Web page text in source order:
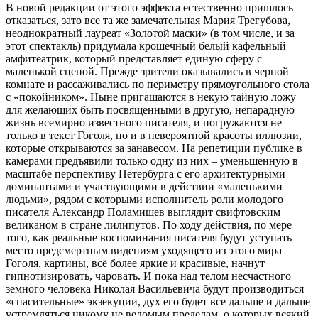
В новой редакции от этого эффекта естественно пришлось
отказаться, зато все та же замечательная Мария Трегубова,
неоднократный лауреат «Золотой маски» (в том числе, и за
этот спектакль) придумала крошечный белый кафельный
амфитеатрик, который представляет единую сферу с
маленькой сценой. Прежде зрители оказывались в черной
комнате и рассаживались по периметру прямоугольного стола
с «покойником». Ныне пригашаются в некую тайную ложу
для желающих быть посвященными в другую, непарадную
жизнь всемирно известного писателя, и погружаются не
только в текст Гоголя, но и в невероятной красоты иллюзии,
которые открываются за занавесом. На репетиции публике в
камерами предъявили только одну из них – уменьшенную в
масштабе перспективу Петербурга с его архитектурными
доминантами и участвующими в действии «маленькими
людьми», рядом с которыми исполнитель роли молодого
писателя Александр Поламишев выглядит свифтовским
великаном в стране лилипутов. По ходу действия, по мере
того, как реальные воспоминания писателя будут уступать
место предсмертным видениям уходящего из этого мира
Гоголя, картины, всё более яркие и красивые, начнут
гипнотизировать, чаровать. И пока над телом несчастного
земного человека Николая Васильевича будут производиться
«спасительные» экзекуции, дух его будет все дальше и дальше